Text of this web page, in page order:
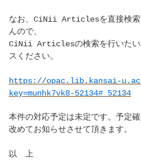
なお、CiNii Articlesを直接検索
んので、
CiNii Articlesの検索を行いたい
スください。
https://opac.lib.kansai-
key=munhk7vk8-52134#_52134
本件の対応予定は未定です。予定確
改めてお知らせさせて頂きます。
以 上